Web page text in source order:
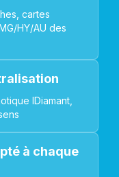
cartes
HY/AU des
IDiamant,
à chaque